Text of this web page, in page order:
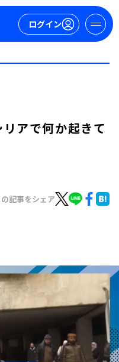
ログイン
アで何か起きて
の記事をシェア